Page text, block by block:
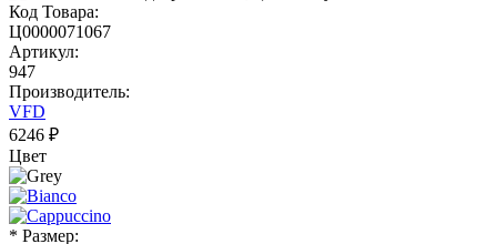
Код Товара:
Ц0000071067
Артикул:
947
Производитель:
VFD
6246 ₽
Цвет
* Размер: